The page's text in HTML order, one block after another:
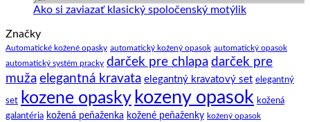
ako
na
to.
manžety
a
ich
história
Ako si zaviazať klasický spoločenský motýlikŽiadne
Ako
si
zaviazať
klasický
spoločenský
motýlik
Značky
Automatické kožené opasky automatický kožený opasok automatický opasok
automatický systém pracky darček pre chlapa darček pre
muža elegantná kravata elegantný kravatový set elegantný
set kozene opasky kozeny opasok kožená
galantéria kožená peňaženka kožené peňaženky kožený opasok